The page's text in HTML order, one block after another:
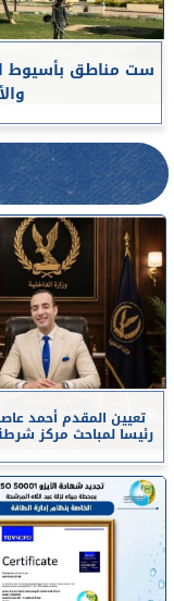
ست مناطق بأسيوط
تعيين المقدم أحمد
رئيسا لمباحث مركز